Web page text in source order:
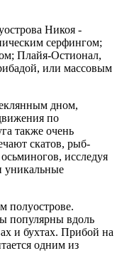
Никоя -
серфингом;
Плайя-Остионал,
или массовым
дном,
по
также очень
скатов, рыб-
исследуя
уникальные
полуострове.
популярны вдоль
и бухтах. Прибой на
одним из